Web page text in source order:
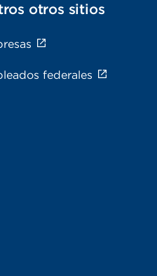
otros sitios
federales